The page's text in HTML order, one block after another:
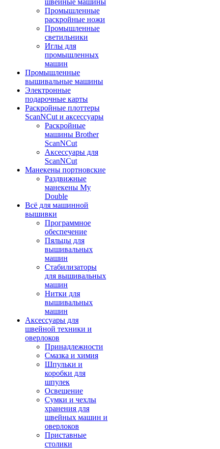
швейные машины
Промышленные
раскройные ножи
Промышленные
светильники
Иглы для
промышленных
машин
Промышленные
вышивальные машины
Электронные
подарочные карты
Раскройные плоттеры
ScanNCut и аксессуары
Раскройные
машины Brother
ScanNCut
Аксессуары для
ScanNCut
Манекены портновские
Раздвижные
манекены My
Double
Всё для машинной
вышивки
Программное
обеспечение
Пяльцы для
вышивальных
машин
Стабилизаторы
для вышивальных
машин
Нитки для
вышивальных
машин
Аксессуары для
швейной техники и
оверлоков
Принадлежности
Смазка и химия
Шпульки и
коробки для
шпулек
Освещение
Сумки и чехлы
хранения для
швейных машин и
оверлоков
Приставные
столики